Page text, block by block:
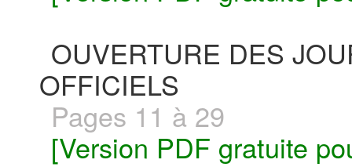
OUVERTURE DES
OFFICIELS
Pages 11 à 29
[Version PDF gratuite